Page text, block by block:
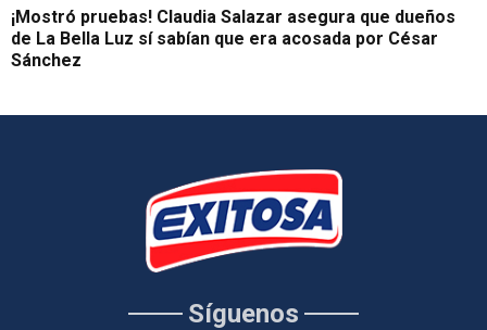
¡Mostró pruebas! Claudia Salazar asegura que dueños
de La Bella Luz sí sabían que era acosada por César
Sánchez
Síguenos